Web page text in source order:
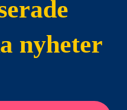
nyheter